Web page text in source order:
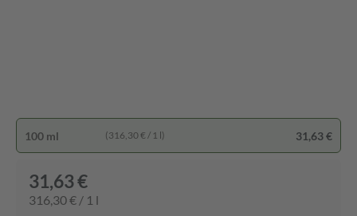
100 ml (316,30 € / 1 l) 31,63 €
31,63 €
316,30 € / 1 l